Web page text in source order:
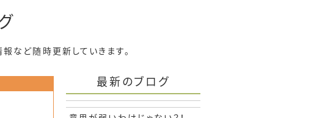
など随時更新していきます。
最新のブログ